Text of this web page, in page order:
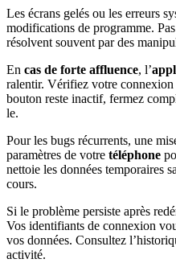
Les écrans gelés ou les erreurs
modifications de programme.
résolvent souvent par des
En cas de forte affluence, l’
ralentir. Vérifiez votre connexion
bouton reste inactif, fermez
le.
Pour les bugs récurrents, une
paramètres de votre téléphone
nettoie les données temporaires
cours.
Si le problème persiste après
Vos identifiants de connexion
vos données. Consultez
activité.